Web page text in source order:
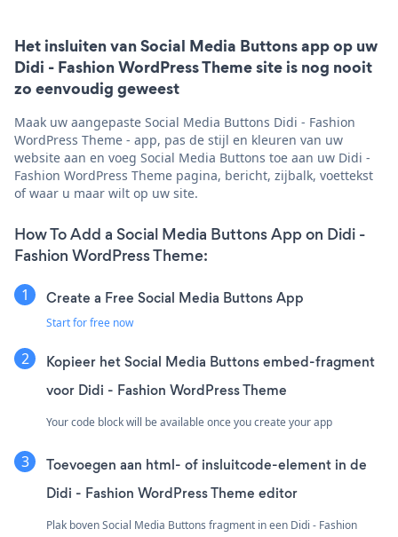
Het insluiten van Social Media Buttons app op uw
Didi - Fashion WordPress Theme site is nog nooit
zo eenvoudig geweest
Maak uw aangepaste Social Media Buttons Didi - Fashion
WordPress Theme - app, pas de stijl en kleuren van uw
website aan en voeg Social Media Buttons toe aan uw Didi -
Fashion WordPress Theme pagina, bericht, zijbalk, voettekst
of waar u maar wilt op uw site.
How To Add a Social Media Buttons App on Didi -
Fashion WordPress Theme:
Create a Free Social Media Buttons App
Start for free now
Kopieer het Social Media Buttons embed-fragment
voor Didi - Fashion WordPress Theme
Your code block will be available once you create your app
Toevoegen aan html- of insluitcode-element in de
Didi - Fashion WordPress Theme editor
Plak boven Social Media Buttons fragment in een Didi - Fashion